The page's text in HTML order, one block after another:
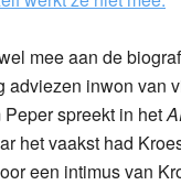
mee aan de
adviezen inwon van
spreekt in het
het vaakst had
een intimus van